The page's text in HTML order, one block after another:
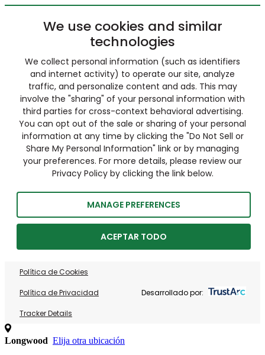
We use cookies and similar
technologies
We collect personal information (such as identifiers
and internet activity) to operate our site, analyze
traffic, and personalize content and ads. This may
involve the "sharing" of your personal information with
third parties for cross-context behavioral advertising.
You can opt out of the sale or sharing of your personal
information at any time by clicking the "Do Not Sell or
Share My Personal Information" link or by managing
your preferences. For more details, please review our
Privacy Policy by clicking the link below.
MANAGE PREFERENCES
ACEPTAR TODO
Política de Cookies
Política de Privacidad
Tracker Details
Desarrollado por:
Longwood Elija otra ubicación